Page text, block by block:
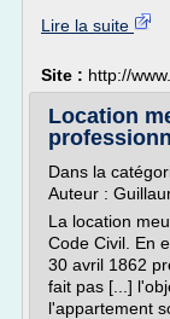
Lire la suite
Site : http://
Location
Dans la
Auteur :
La location
Code Civil. En
30 avril 1862
fait pas [...]
l'appartement